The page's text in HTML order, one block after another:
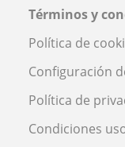
Términos y
Política de
Configuración
Política de
Condiciones